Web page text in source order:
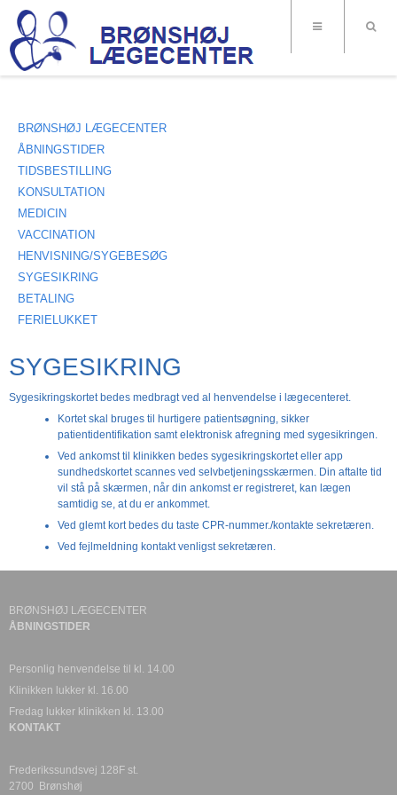
BRØNSHØJ LÆGECENTER
ÅBNINGSTIDER
TIDSBESTILLING
KONSULTATION
MEDICIN
VACCINATION
HENVISNING/SYGEBESØG
SYGESIKRING
BETALING
FERIELUKKET
SYGESIKRING
Sygesikringskortet bedes medbragt ved al henvendelse i lægecenteret.
Kortet skal bruges til hurtigere patientsøgning, sikker
patientidentifikation samt elektronisk afregning med sygesikringen.
Ved ankomst til klinikken bedes sygesikringskortet eller app
sundhedskortet scannes ved selvbetjeningsskærmen. Din aftalte tid
vil stå på skærmen, når din ankomst er registreret, kan lægen
samtidig se, at du er ankommet.
Ved glemt kort bedes du taste CPR-nummer./kontakte sekretæren.
Ved fejlmeldning kontakt venligst sekretæren.
BRØNSHØJ LÆGECENTER
ÅBNINGSTIDER
Personlig henvendelse til kl. 14.00
Klinikken lukker kl. 16.00
Fredag lukker klinikken kl. 13.00
KONTAKT
Frederikssundsvej 128F st.
2700 Brønshøj